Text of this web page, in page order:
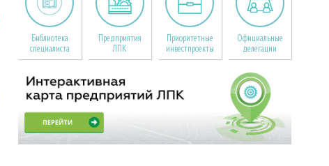
Библиотека
специалиста
Предприятия
ЛПК
Приоритетные
инвестпроекты
Официальные
делегации